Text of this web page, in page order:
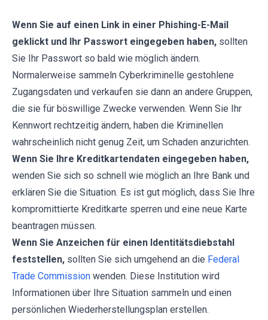
Wenn Sie auf einen Link in einer Phishing-E-Mail
geklickt und Ihr Passwort eingegeben haben, sollten
Sie Ihr Passwort so bald wie möglich ändern.
Normalerweise sammeln Cyberkriminelle gestohlene
Zugangsdaten und verkaufen sie dann an andere Gruppen,
die sie für böswillige Zwecke verwenden. Wenn Sie Ihr
Kennwort rechtzeitig ändern, haben die Kriminellen
wahrscheinlich nicht genug Zeit, um Schaden anzurichten.
Wenn Sie Ihre Kreditkartendaten eingegeben haben,
wenden Sie sich so schnell wie möglich an Ihre Bank und
erklären Sie die Situation. Es ist gut möglich, dass Sie Ihre
kompromittierte Kreditkarte sperren und eine neue Karte
beantragen müssen.
Wenn Sie Anzeichen für einen Identitätsdiebstahl
feststellen, sollten Sie sich umgehend an die Federal
Trade Commission wenden. Diese Institution wird
Informationen über Ihre Situation sammeln und einen
persönlichen Wiederherstellungsplan erstellen.